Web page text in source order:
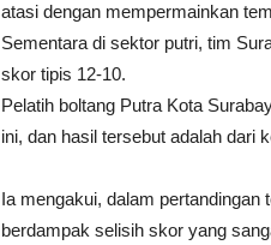
atasi dengan mempermainkan
Sementara di sektor putri, tim
skor tipis 12-10.
Pelatih boltang Putra Kota
ini, dan hasil tersebut adalah dari
Ia mengakui, dalam
berdampak selisih skor yang